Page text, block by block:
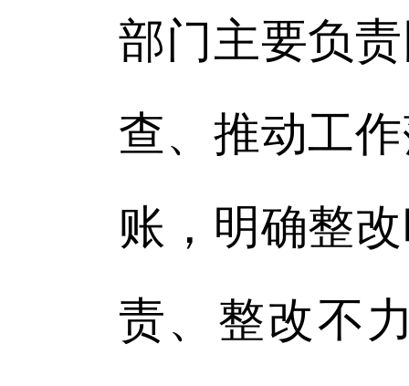
部门主要负
查、推动工
账，明确整
责、整改不